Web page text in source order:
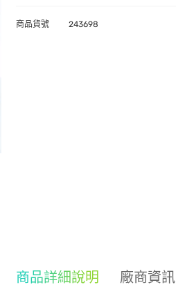
商品貨號 243698
商品詳細說明 廠商資訊